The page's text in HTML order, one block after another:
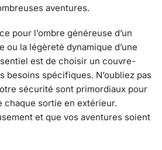
aventures.
pour l’ombre généreuse d’un
ou la légèreté dynamique d’une
est de choisir un couvre-
besoins spécifiques. N’oubliez pas
sécurité sont primordiaux pour
sortie en extérieur.
et que vos aventures soient